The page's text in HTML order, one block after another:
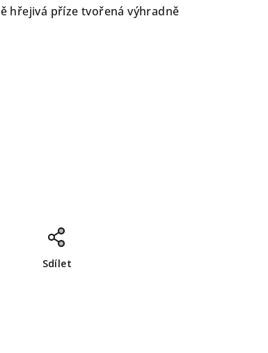
hřejivá příze tvořená výhradně
Sdílet